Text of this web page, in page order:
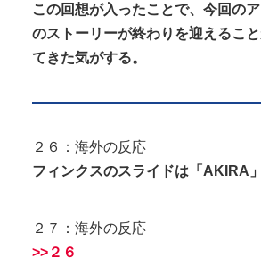
この回想が入ったことで、今回の
のストーリーが終わりを迎えるこ
てきた気がする。
２６：海外の反応
フィンクスのスライドは「AKIRA
２７：海外の反応
>>２６